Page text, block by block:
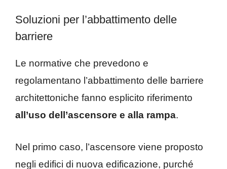
Soluzioni per l’abbattimento delle
barriere
Le normative che prevedono e
regolamentano l’abbattimento delle barriere
architettoniche fanno esplicito riferimento
all’uso dell’ascensore e alla rampa.
Nel primo caso, l’ascensore viene proposto
negli edifici di nuova edificazione, purché